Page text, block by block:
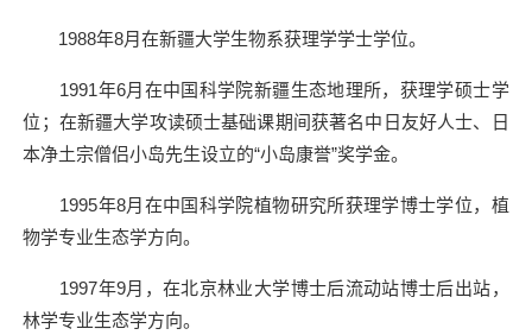
1988年8月在新疆大学生物系获理学学士学位。
1991年6月在中国科学院新疆生态地理所，获理学硕士学
位；在新疆大学攻读硕士基础课期间获著名中日友好人士、日
本净土宗僧侣小岛先生设立的“小岛康誉”奖学金。
1995年8月在中国科学院植物研究所获理学博士学位，植
物学专业生态学方向。
1997年9月，在北京林业大学博士后流动站博士后出站，
林学专业生态学方向。